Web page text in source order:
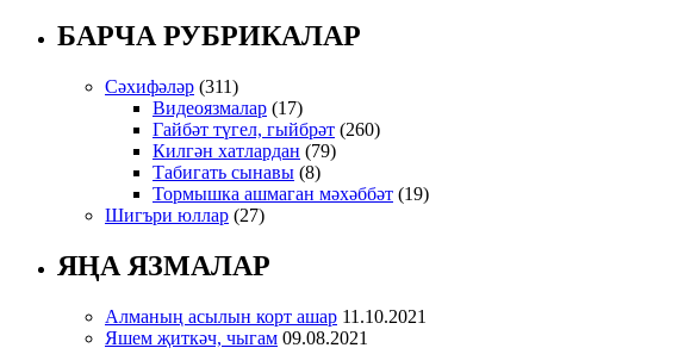
БАРЧА РУБРИКАЛАР
Сәхифәләр (311)
Видеоязмалар (17)
Гайбәт түгел, гыйбрәт (260)
Килгән хатлардан (79)
Табигать сынавы (8)
Тормышка ашмаган мәхәббәт (19)
Шигъри юллар (27)
ЯҢА ЯЗМАЛАР
Алманың асылын корт ашар 11.10.2021
Яшем җиткәч, чыгам 09.08.2021